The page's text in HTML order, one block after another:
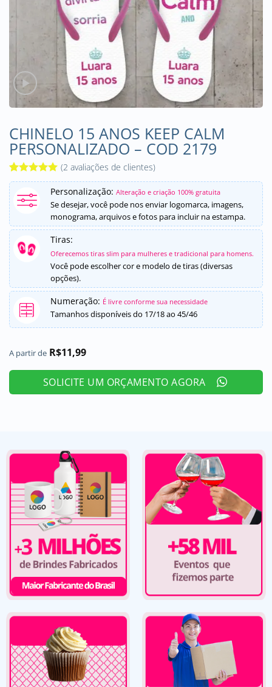
CHINELO 15 ANOS KEEP CALM
PERSONALIZADO – COD 2179
Avaliado
como
de
5, com
baseado em
2
avaliações
de clientes
(2 avaliações de clientes)
Personalização: Alteração e criação 100% gratuita
Se desejar, você pode nos enviar logomarca, imagens,
monograma, arquivos e fotos para incluir na estampa.
Tiras:
Oferecemos tiras slim para mulheres e tradicional para homens.
Você pode escolher cor e modelo de tiras (diversas
opções).
Numeração: É livre conforme sua necessidade
Tamanhos disponíveis do 17/18 ao 45/46
A partir de R$11,99
SOLICITE UM ORÇAMENTO AGORA